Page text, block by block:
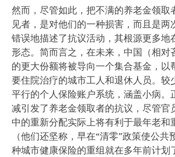
然而，尽管如此，把不满的养老金领取
见者，是对他们的一种损害，而且是两
错误地描述了抗议活动，其根源更多地
形态。简而言之，在未来，中国（相对
的更大份额将被导向一个集合基金，以
要住院治疗的城市工人和退休人员。较
平行的个人保险账户系统，涵盖小病。
减引发了养老金领取者的抗议，尽管官
中的重新分配实际上将有利于最年老和
（他们还坚称，早在“清零”政策使公
种城市健康保险的重组就在多年前计划